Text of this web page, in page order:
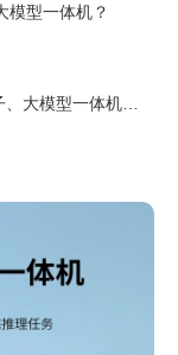
模型一体机？
大模型一体机有